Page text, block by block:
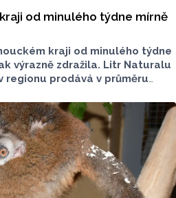
od minulého týdne mírně
kraji od minulého týdne
výrazně zdražila. Litr Naturalu
regionu prodává v průměru
za litr teď řidiči dají průměrně
společnosti CCS, která ceny
o 7,73 koruny dražší než
motoristé platili o 11,31